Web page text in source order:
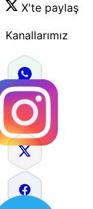
X'te paylaş
Kanallarımız